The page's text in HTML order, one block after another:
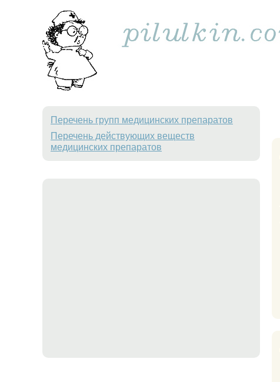
Перечень групп медицинских препаратов
Перечень действующих веществ
медицинских препаратов